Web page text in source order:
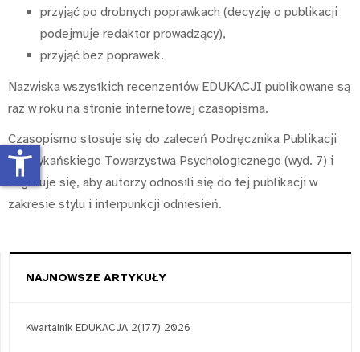
przyjąć po drobnych poprawkach (decyzję o publikacji
podejmuje redaktor prowadzący),
przyjąć bez poprawek.
Nazwiska wszystkich recenzentów EDUKACJI publikowane są
raz w roku na stronie internetowej czasopisma.
Czasopismo stosuje się do zaleceń Podręcznika Publikacji
Amerykańskiego Towarzystwa Psychologicznego (wyd. 7) i
sugeruje się, aby autorzy odnosili się do tej publikacji w
zakresie stylu i interpunkcji odniesień.
NAJNOWSZE ARTYKUŁY
Kwartalnik EDUKACJA 2(177) 2026
accessibility_new